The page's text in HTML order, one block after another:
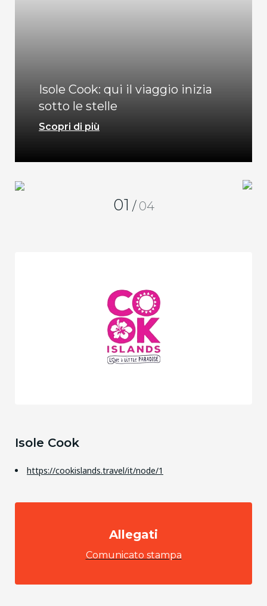
Isole Cook: qui il viaggio inizia
sotto le stelle
Scopri di più
01 / 04
Isole Cook
https://cookislands.travel/it/node/1
Allegati
Comunicato stampa